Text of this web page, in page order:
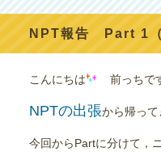
NPT報告 Part 1（
こんにちは 前っちで
NPTの出張から帰っ
今回からPartに分けて，